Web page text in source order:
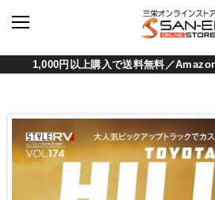
1,000円以上購入で送料無料／